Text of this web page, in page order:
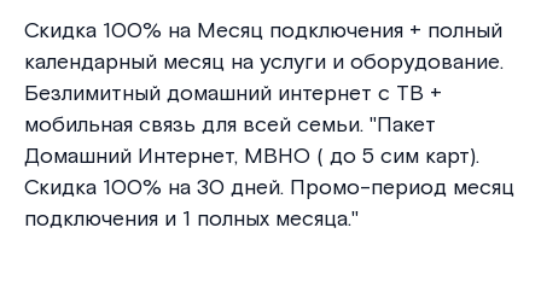
Скидка 100% на Месяц подключения + полный
календарный месяц на услуги и оборудование.
Безлимитный домашний интернет с ТВ +
мобильная связь для всей семьи. "Пакет
Домашний Интернет, МВНО ( до 5 сим карт).
Скидка 100% на 30 дней. Промо-период месяц
подключения и 1 полных месяца."